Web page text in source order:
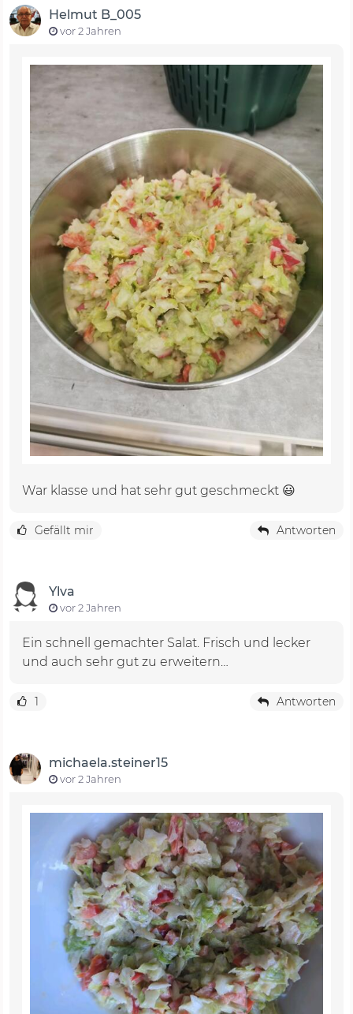
Helmut B_005
vor 2 Jahren
War klasse und hat sehr gut geschmeckt 😃
Gefällt mir Antworten
Ylva
vor 2 Jahren
Ein schnell gemachter Salat. Frisch und lecker
und auch sehr gut zu erweitern…
1 Antworten
michaela.steiner15
vor 2 Jahren